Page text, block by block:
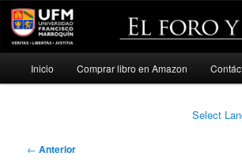
Ir
Inicio Comprar libro en Amazon
Select
Navegación
← Anterior